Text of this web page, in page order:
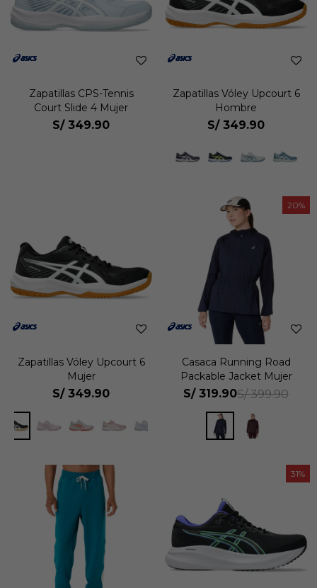
Zapatillas CPS-Tennis
Court Slide 4 Mujer
S/ 349.90
Zapatillas Vóley Upcourt 6
Hombre
S/ 349.90
Zapatillas Vóley Upcourt 6
Mujer
S/ 349.90
20
Casaca Running Road
Packable Jacket Mujer
S/ 319.90S/ 399.90
31